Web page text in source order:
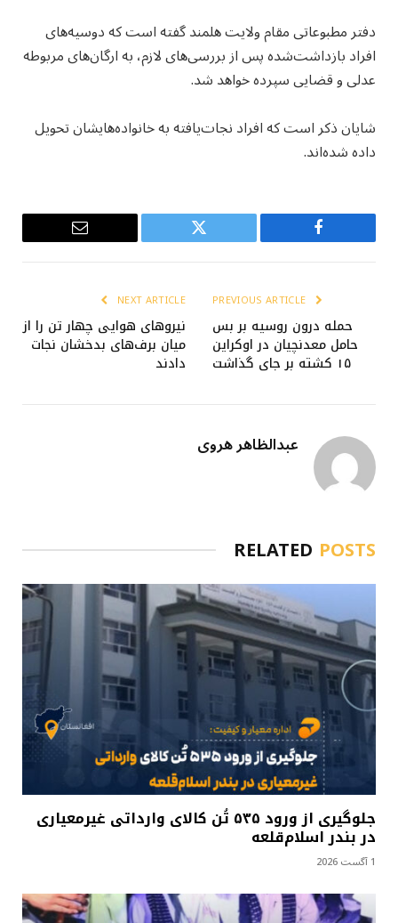
دفتر مطبوعاتی مقام ولایت هلمند گفته است که دوسیه‌های
افراد بازداشت‌شده پس از بررسی‌های لازم، به ارگان‌های مربوطه
عدلی و قضایی سپرده خواهد شد.
شایان ذکر است که افراد نجات‌یافته به خانواده‌هایشان تحویل
داده شده‌اند.
Facebook
Twitter
Email
حمله درون روسیه بر بس
حامل معدنچیان در اوکراین
۱۵ کشته بر جای گذاشت
NEXT ARTICLE
نیروهای هوایی چهار تن را از
میان برف‌های بدخشان نجات
دادند
عبدالظاهر هروی
RELATED POSTS
جلوگیری از ورود ۵۳۵ تُن کالای وارداتی غیرمعیاری
در بندر اسلام‌قلعه
1 آگست 2026